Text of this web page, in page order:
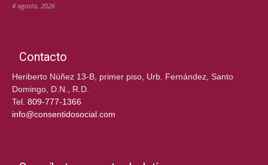
4 agosto, 2026
Contacto
Heriberto Núñez 13-B, primer piso, Urb. Fernández, Santo
Domingo, D.N., R.D.
Tel. 809-777-1366
info@consentidosocial.com